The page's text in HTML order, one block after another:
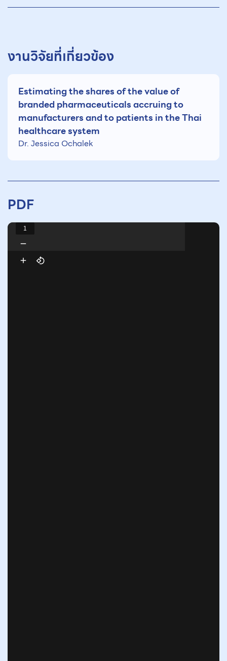
งานวิจัยที่เกี่ยวข้อง
Estimating the shares of the value of
branded pharmaceuticals accruing to
manufacturers and to patients in the Thai
healthcare system
Dr. Jessica Ochalek
PDF